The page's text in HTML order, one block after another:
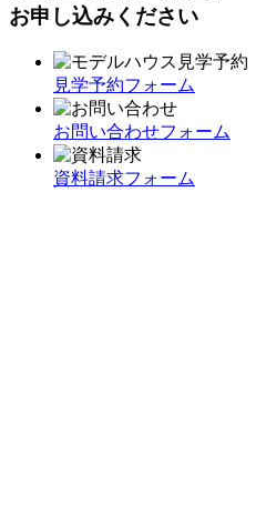
お申し込みください
見学予約フォーム
お問い合わせフォーム
資料請求フォーム